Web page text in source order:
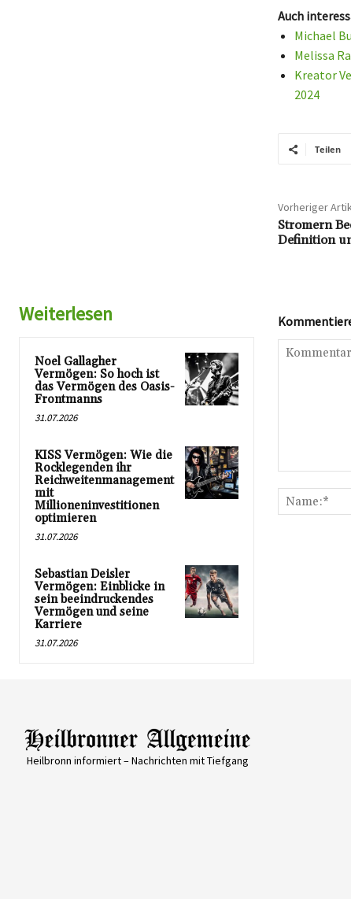
Auch
Michael
Melissa
Kreator
2024
Teilen
Vorheriger
Stromern
Definition
Weiterlesen
Noel Gallagher
Vermögen: So hoch ist
das Vermögen des Oasis-
Frontmanns
31.07.2026
KISS Vermögen: Wie die
Rocklegenden ihr
Reichweitenmanagement
mit
Millioneninvestitionen
optimieren
31.07.2026
Sebastian Deisler
Vermögen: Einblicke in
sein beeindruckendes
Vermögen und seine
Karriere
31.07.2026
Heilbronn informiert – Nachrichten mit Tiefgang